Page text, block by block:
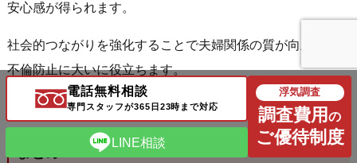
安心感が得られます。
社会的つながりを強化することで夫婦関係の質が向上し、
不倫防止に大いに役立ちます。
電話無料相談
専門スタッフが365日23時まで対応
LINE相談
浮気調査
調査費用の
ご優待制度